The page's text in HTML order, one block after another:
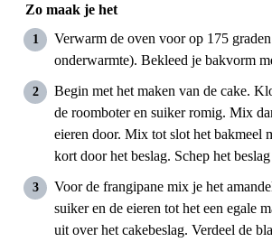
Zo maak je het
Verwarm de oven voor op 175
onderwarmte). Bekleed je bakvorm
Begin met het maken van de cake.
de roomboter en suiker romig. Mix
eieren door. Mix tot slot het bakmeel
kort door het beslag. Schep het
Voor de frangipane mix je het
suiker en de eieren tot het een egale
uit over het cakebeslag. Verdeel de